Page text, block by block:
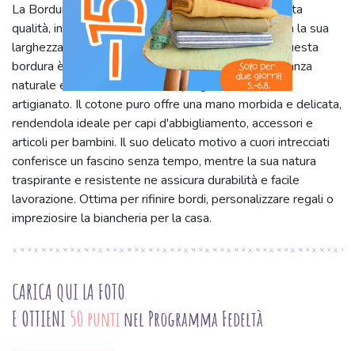
La Bordura Heart white è un nastro decorativo di alta
qualità, interamente realizzato in 100% cotone. Con la sua
larghezza di 5 cm e un impeccabile colore bianco, questa
bordura è perfetta per aggiungere un tocco di eleganza
naturale e romanticismo ai tuoi progetti di cucito e
artigianato. Il cotone puro offre una mano morbida e delicata,
rendendola ideale per capi d'abbigliamento, accessori e
articoli per bambini. Il suo delicato motivo a cuori intrecciati
conferisce un fascino senza tempo, mentre la sua natura
traspirante e resistente ne assicura durabilità e facile
lavorazione. Ottima per rifinire bordi, personalizzare regali o
impreziosire la biancheria per la casa.
CARICA QUI LA FOTO
E OTTIENI 50 punti nel Programma Fedeltà